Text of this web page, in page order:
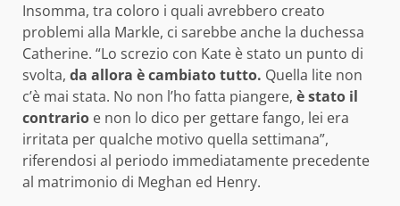
Insomma, tra coloro i quali avrebbero creato
problemi alla Markle, ci sarebbe anche la duchessa
Catherine. “Lo screzio con Kate è stato un punto di
svolta, da allora è cambiato tutto. Quella lite non
c’è mai stata. No non l’ho fatta piangere, è stato il
contrario e non lo dico per gettare fango, lei era
irritata per qualche motivo quella settimana”,
riferendosi al periodo immediatamente precedente
al matrimonio di Meghan ed Henry.